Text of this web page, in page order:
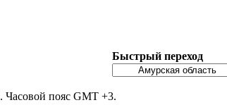
Быстрый переход
. Часовой пояс GMT +3.